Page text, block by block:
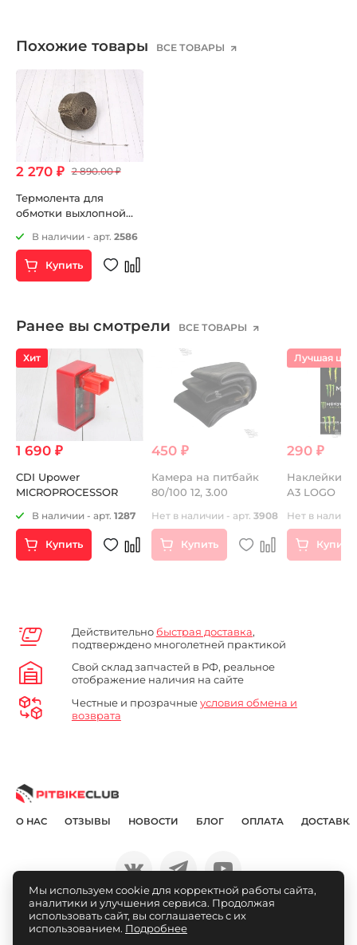
Похожие товары ВСЕ ТОВАРЫ
2 270 ₽ 2 890.00 ₽
Термолента для
обмотки выхлопной
цвет
В наличии - арт. 2586
Купить
Ранее вы смотрели ВСЕ ТОВАРЫ
Хит
1 690 ₽
CDI Upower
MICROPROCESSOR
В наличии - арт. 1287
Купить
450 ₽
Камера на питбайк
80/100 12, 3.00
Нет в наличии - арт. 3908
Купить
Лучшая
290 ₽
Наклейки
A3 LOGO
Нет в
Купить
Действительно быстрая доставка,
подтверждено многолетней практикой
Свой склад запчастей в РФ, реальное
отображение наличия на сайте
Честные и прозрачныеусловия обмена и
возврата
О НАС ОТЗЫВЫ НОВОСТИ БЛОГ ОПЛАТА ДОСТАВКА
© Pitbikeclub.ru 2012-2026
Мы используем cookie для корректной работы сайта,
аналитики и улучшения сервиса. Продолжая
использовать сайт, вы соглашаетесь с их
использованием. Подробнее